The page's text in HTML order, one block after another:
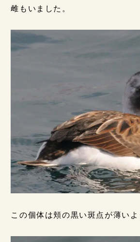
雌もいました。
この個体は頬の黒い斑点が薄いよ